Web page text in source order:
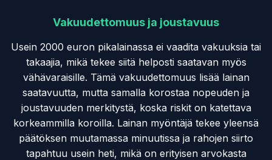
Vakuudettomuus ja joustavuus
Usein 2000 euron pikalainassa ei vaadita vakuuksia tai
takaajia, mikä tekee siitä helposti saatavan myös
vähävaraisille. Tämä vakuudettomuus lisää lainan
saatavuutta, mutta samalla korostaa nopeuden ja
joustavuuden merkitystä, koska riskit on katettava
korkeammilla koroilla. Lainan myöntäjä tekee yleensä
päätöksen muutamassa minuutissa ja rahojen siirto
tapahtuu usein heti, mikä on erityisen arvokasta